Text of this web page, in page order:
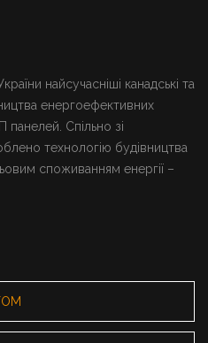
найсучасніші канадські та
енергоефективних
панелей. Спільно зі
технологію будівництва
споживанням енергії –